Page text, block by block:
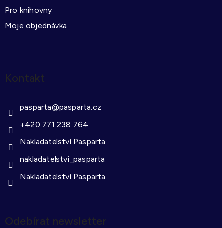
Pro knihovny
Moje objednávka
Kontakt
pasparta@pasparta.cz
+420 771 238 764
Nakladatelství Pasparta
nakladatelstvi_pasparta
Nakladatelství Pasparta
Odebírat newsletter